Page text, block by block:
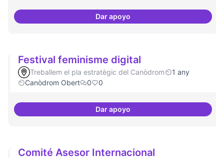
Dar apoyoCanòdrom com a refugi en cas
Festival feminisme digital
Treballem el pla estratègic del Canòdrom
1 any
Canòdrom Obert
0 0
Dar apoyoFestival feminisme digital
Comité Asesor Internacional